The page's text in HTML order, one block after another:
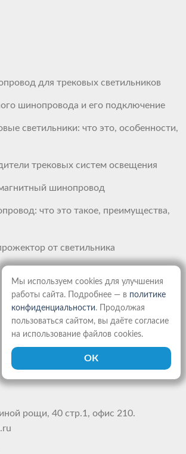
для трековых светильников
шинопровода и его подключение
светильники: что это, особенности,
трековых систем освещения
шинопровод
что это такое, преимущества,
от светильника
рощи, 40 стр.1, офис 210.
Мы используем cookies для улучшения
работы сайта. Подробнее — в политике
конфиденциальности. Продолжая
пользоваться сайтом, вы даёте согласие
на использование файлов cookies.